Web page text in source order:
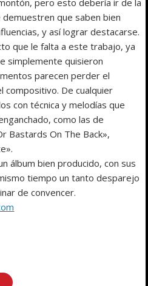
que saben bien
y así lograr destacarse.
que le falta a este trabajo, ya
simplemente quisieron
parecen perder el
compositivo. De cualquier
con técnica y melodías que
como las de
Bastards On The Back»,
álbum bien producido, con sus
tiempo un tanto desparejo
de convencer.